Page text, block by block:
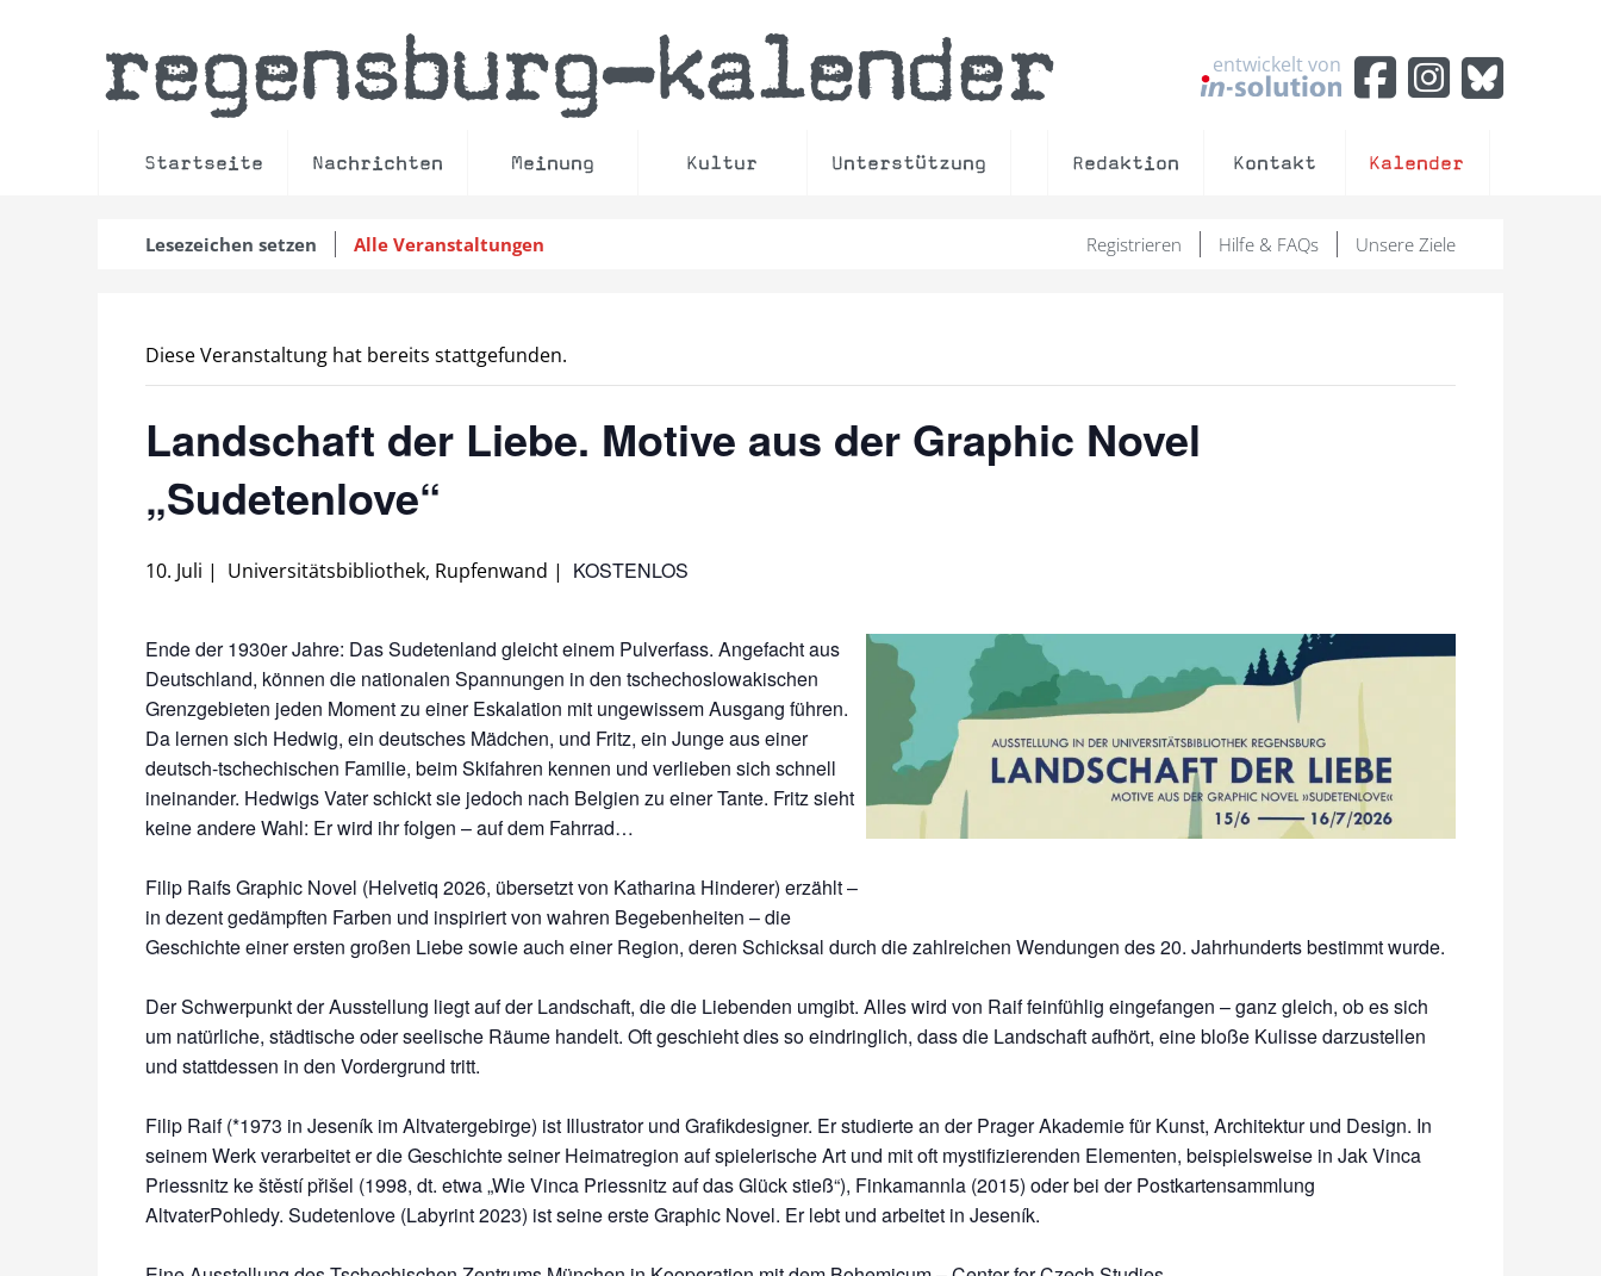
regensburg–kalender entwickelt von
Startseite Nachrichten Meinung Kultur Unterstützung Redaktion Kontakt Kalender
Lesezeichen setzen Alle Veranstaltungen Unsere Ziele
Hilfe & FAQs
Registrieren
Diese Veranstaltung hat bereits stattgefunden.
Landschaft der Liebe. Motive aus der Graphic Novel
„Sudetenlove“
10. Juli | Universitätsbibliothek, Rupfenwand | KOSTENLOS
Ende der 1930er Jahre: Das Sudetenland gleicht einem Pulverfass. Angefacht aus
Deutschland, können die nationalen Spannungen in den tschechoslowakischen
Grenzgebieten jeden Moment zu einer Eskalation mit ungewissem Ausgang führen.
Da lernen sich Hedwig, ein deutsches Mädchen, und Fritz, ein Junge aus einer
deutsch-tschechischen Familie, beim Skifahren kennen und verlieben sich schnell
ineinander. Hedwigs Vater schickt sie jedoch nach Belgien zu einer Tante. Fritz sieht
keine andere Wahl: Er wird ihr folgen – auf dem Fahrrad…
Filip Raifs Graphic Novel (Helvetiq 2026, übersetzt von Katharina Hinderer) erzählt –
in dezent gedämpften Farben und inspiriert von wahren Begebenheiten – die
Geschichte einer ersten großen Liebe sowie auch einer Region, deren Schicksal durch die zahlreichen Wendungen des 20. Jahrhunderts bestimmt wurde.
Der Schwerpunkt der Ausstellung liegt auf der Landschaft, die die Liebenden umgibt. Alles wird von Raif feinfühlig eingefangen – ganz gleich, ob es sich
um natürliche, städtische oder seelische Räume handelt. Oft geschieht dies so eindringlich, dass die Landschaft aufhört, eine bloße Kulisse darzustellen
und stattdessen in den Vordergrund tritt.
Filip Raif (*1973 in Jeseník im Altvatergebirge) ist Illustrator und Grafikdesigner. Er studierte an der Prager Akademie für Kunst, Architektur und Design. In
seinem Werk verarbeitet er die Geschichte seiner Heimatregion auf spielerische Art und mit oft mystifizierenden Elementen, beispielsweise in Jak Vinca
Priessnitz ke štěstí přišel (1998, dt. etwa „Wie Vinca Priessnitz auf das Glück stieß“), Finkamannla (2015) oder bei der Postkartensammlung
AltvaterPohledy. Sudetenlove (Labyrint 2023) ist seine erste Graphic Novel. Er lebt und arbeitet in Jeseník.